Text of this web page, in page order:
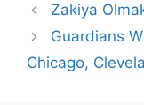
Zakiya
Guardians
Chicago,